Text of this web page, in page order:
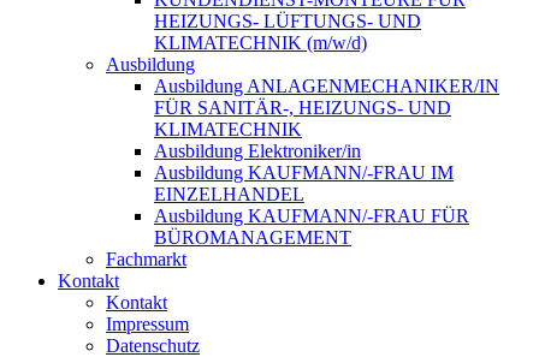
HEIZUNGS- LÜFTUNGS- UND
KLIMATECHNIK (m/w/d)
Ausbildung
Ausbildung ANLAGENMECHANIKER/IN
FÜR SANITÄR-, HEIZUNGS- UND
KLIMATECHNIK
Ausbildung Elektroniker/in
Ausbildung KAUFMANN/-FRAU IM
EINZELHANDEL
Ausbildung KAUFMANN/-FRAU FÜR
BÜROMANAGEMENT
Fachmarkt
Kontakt
Kontakt
Impressum
Datenschutz